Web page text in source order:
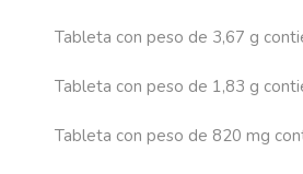
Tableta con peso de 3,67 g
Tableta con peso de 1,83 g
Tableta con peso de 820 mg